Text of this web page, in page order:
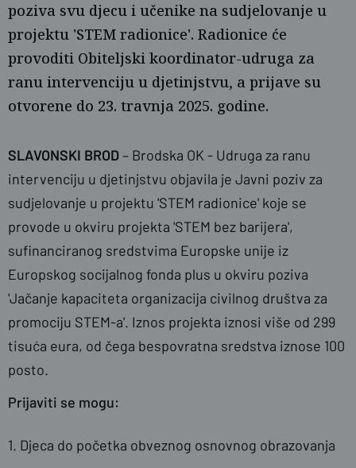
poziva svu djecu i učenike na sudjelovanje u
projektu 'STEM radionice'. Radionice će
provoditi Obiteljski koordinator-udruga za
ranu intervenciju u djetinjstvu, a prijave su
otvorene do 23. travnja 2025. godine.
SLAVONSKI BROD – Brodska OK - Udruga za ranu
intervenciju u djetinjstvu objavila je Javni poziv za
sudjelovanje u projektu 'STEM radionice' koje se
provode u okviru projekta 'STEM bez barijera',
sufinanciranog sredstvima Europske unije iz
Europskog socijalnog fonda plus u okviru poziva
'Jačanje kapaciteta organizacija civilnog društva za
promociju STEM-a'. Iznos projekta iznosi više od 299
tisuća eura, od čega bespovratna sredstva iznose 100
posto.
Prijaviti se mogu:
1. Djeca do početka obveznog osnovnog obrazovanja